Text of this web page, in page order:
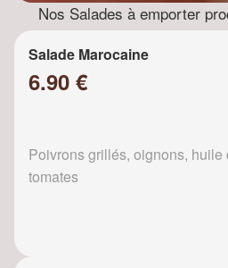
Nos Salades à emporter
Salade Marocaine
6.90 €
Poivrons grillés, oignons, huile
tomates